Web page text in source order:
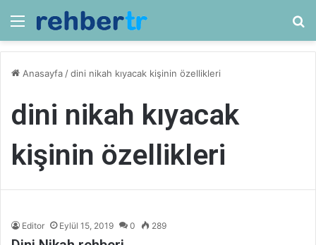
Menü
Anasayfa /dini nikah kıyacak kişinin özellikleri
dini nikah kıyacak
kişinin özellikleri
Editor Eylül 15, 2019 0 289